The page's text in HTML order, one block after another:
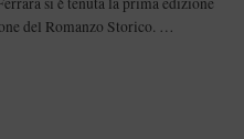
del Romanzo Storico. …